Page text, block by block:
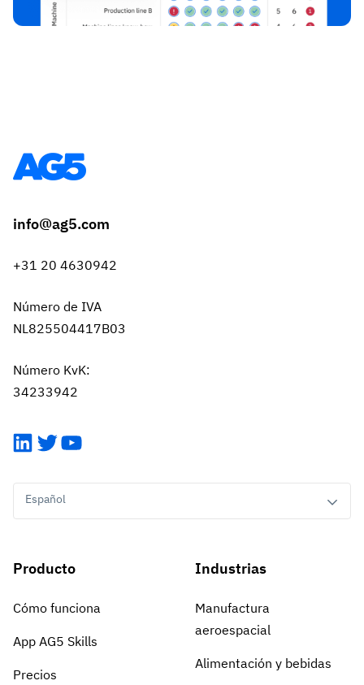
info@ag5.com
+31 20 4630942
Número de IVA
NL825504417B03
Número KvK:
34233942
LinkedIn
TwitterYouTube
Español
Producto
Cómo funciona
App AG5 Skills
Precios
Industrias
Manufactura
aeroespacial
Alimentación y bebidas